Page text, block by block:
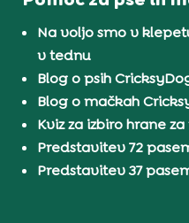
Na voljo smo v
v tednu
Blog o psih
Blog o mačkah
Kviz za izbiro hrane za
Predstavitev 72
Predstavitev 37